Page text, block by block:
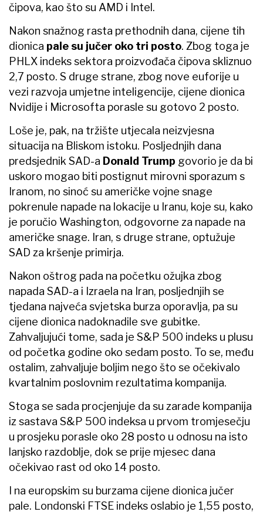
čipova, kao što su AMD i Intel.
Nakon snažnog rasta prethodnih dana, cijene tih
dionica pale su jučer oko tri posto. Zbog toga je
PHLX indeks sektora proizvođača čipova skliznuo
2,7 posto. S druge strane, zbog nove euforije u
vezi razvoja umjetne inteligencije, cijene dionica
Nvidije i Microsofta porasle su gotovo 2 posto.
Loše je, pak, na tržište utjecala neizvjesna
situacija na Bliskom istoku. Posljednjih dana
predsjednik SAD-a Donald Trump govorio je da bi
uskoro mogao biti postignut mirovni sporazum s
Iranom, no sinoć su američke vojne snage
pokrenule napade na lokacije u Iranu, koje su, kako
je poručio Washington, odgovorne za napade na
američke snage. Iran, s druge strane, optužuje
SAD za kršenje primirja.
Nakon oštrog pada na početku ožujka zbog
napada SAD-a i Izraela na Iran, posljednjih se
tjedana najveća svjetska burza oporavlja, pa su
cijene dionica nadoknadile sve gubitke.
Zahvaljujući tome, sada je S&P 500 indeks u plusu
od početka godine oko sedam posto. To se, među
ostalim, zahvaljuje boljim nego što se očekivalo
kvartalnim poslovnim rezultatima kompanija.
Stoga se sada procjenjuje da su zarade kompanija
iz sastava S&P 500 indeksa u prvom tromjesečju
u prosjeku porasle oko 28 posto u odnosu na isto
lanjsko razdoblje, dok se prije mjesec dana
očekivao rast od oko 14 posto.
I na europskim su burzama cijene dionica jučer
pale. Londonski FTSE indeks oslabio je 1,55 posto,